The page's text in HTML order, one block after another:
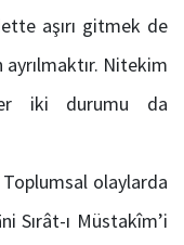
aşırı gitmek de
ayrılmaktır. Nitekim
iki durumu da
Toplumsal olaylarda
Sırât-ı Müstakîm’i